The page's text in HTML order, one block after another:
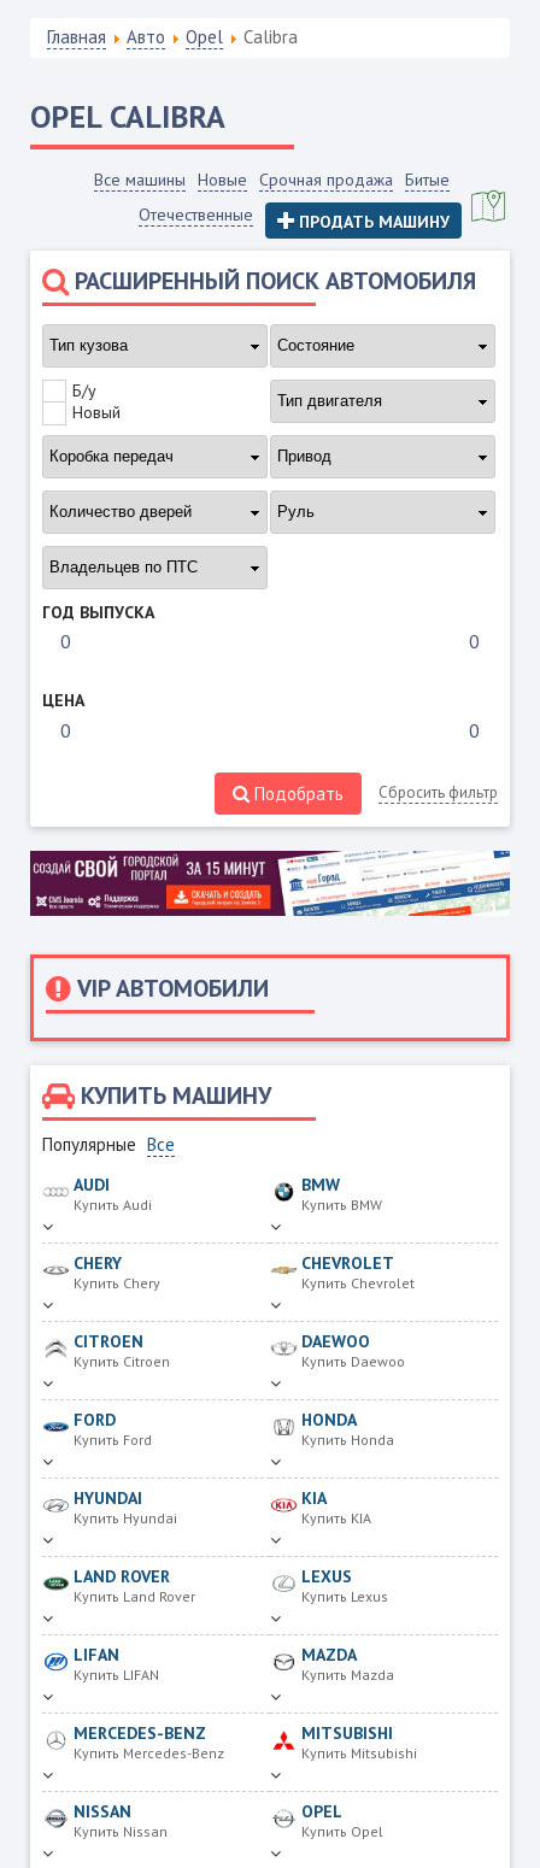
Главная Авто Opel Calibra
VIP АВТОМОБИЛИ
КУПИТЬ МАШИНУ
Популярные Все
AUDI
Купить Audi
BMW
Купить BMW
CHERY
Купить Chery
CHEVROLET
Купить Chevrolet
CITROEN
Купить Citroen
DAEWOO
Купить Daewoo
FORD
Купить Ford
HONDA
Купить Honda
HYUNDAI
Купить Hyundai
KIA
Купить KIA
LAND ROVER
Купить Land Rover
LEXUS
Купить Lexus
LIFAN
Купить LIFAN
MAZDA
Купить Mazda
MERCEDES-BENZ
Купить Mercedes-Benz
MITSUBISHI
Купить Mitsubishi
NISSAN
Купить Nissan
OPEL
Купить Opel
OPEL CALIBRA
Все машины Новые Срочная продажа
Битые
Отечественные
ПРОДАТЬ МАШИНУ
РАСШИРЕННЫЙ ПОИСК АВТОМОБИЛЯ
Б/у
Новый
ГОД ВЫПУСКА
ЦЕНА
Подобрать Сбросить фильтр